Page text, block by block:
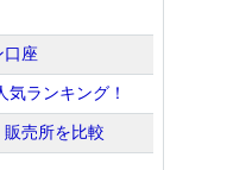
口座
ランキング！
販売所を比較